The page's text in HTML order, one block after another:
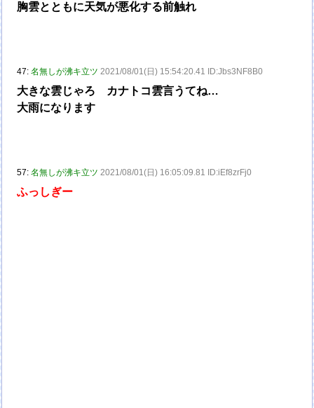
胸雲とともに天気が悪化する前触れ
47:名無しが沸キ立ツ 2021/08/01(日) 15:54:20.41 ID:Jbs3NF8B0
大きな雲じゃろ カナトコ雲言うてね…
大雨になります
57:名無しが沸キ立ツ 2021/08/01(日) 16:05:09.81 ID:iEf8zrFj0
ふっしぎー